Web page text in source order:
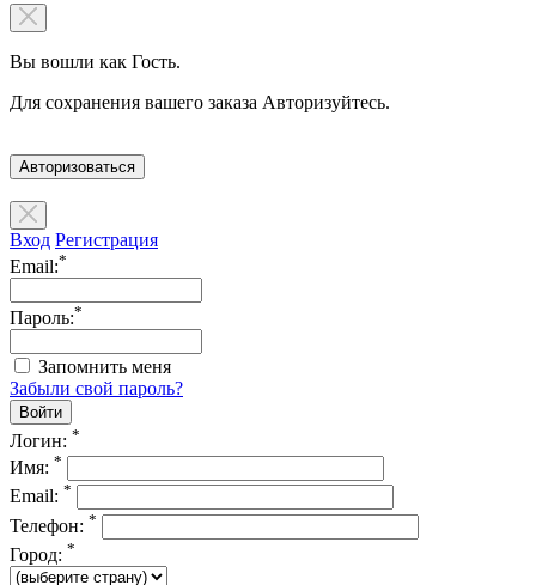
Вы вошли как Гость.
Для сохранения вашего заказа Авторизуйтесь.
Авторизоваться
Вход Регистрация
Email:*
Пароль:*
Запомнить меня
Забыли свой пароль?
Логин: *
Имя: *
Email: *
Телефон: *
Город: *